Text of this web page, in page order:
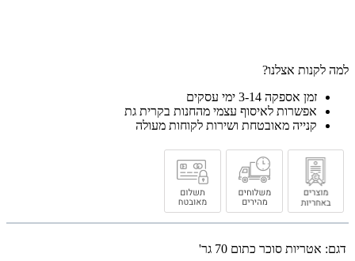
למה לקנות אצלנו?
זמן אספקה 3-14 ימי עסקים
אפשרות לאיסוף עצמי מהחנות בקרית גת
קנייה מאובטחת ושירות לקוחות מעולה
דגם: אטריות סוכר כתום 70 גר'